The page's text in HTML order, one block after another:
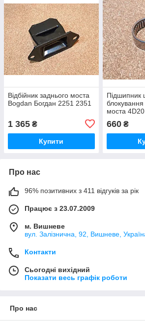
Відбійник заднього моста
Bogdan Богдан 2251 2351
1 365 ₴
Купити
Підшипник
моста
660₴
Про нас
96% позитивних з 411 відгуків за рік
Працює з 23.07.2009
м. Вишневе
вул. Залізнична, 92, Вишневе,
Контакти
Сьогодні вихідний
Показати весь графік роботи
Про нас